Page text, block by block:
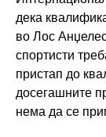
дека
во Лос
спортисти
пристап до
досегашните
нема да се